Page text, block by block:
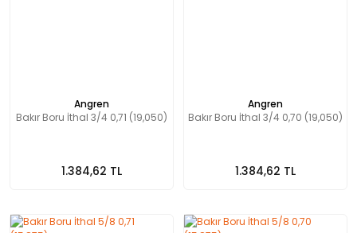
Angren
Bakır Boru İthal 3/4 0,71 (19,050)
1.384,62 TL
Angren
Bakır Boru İthal 3/4 0,70 (19,050)
1.384,62 TL